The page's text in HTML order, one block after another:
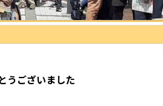
うございました